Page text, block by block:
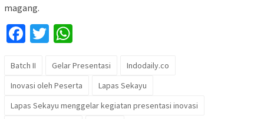
magang.
Facebook
Twitter
Batch II Gelar Presentasi
Indodaily.co
Inovasi oleh Peserta
Lapas Sekayu
Lapas Sekayu menggelar kegiatan presentasi inovasi